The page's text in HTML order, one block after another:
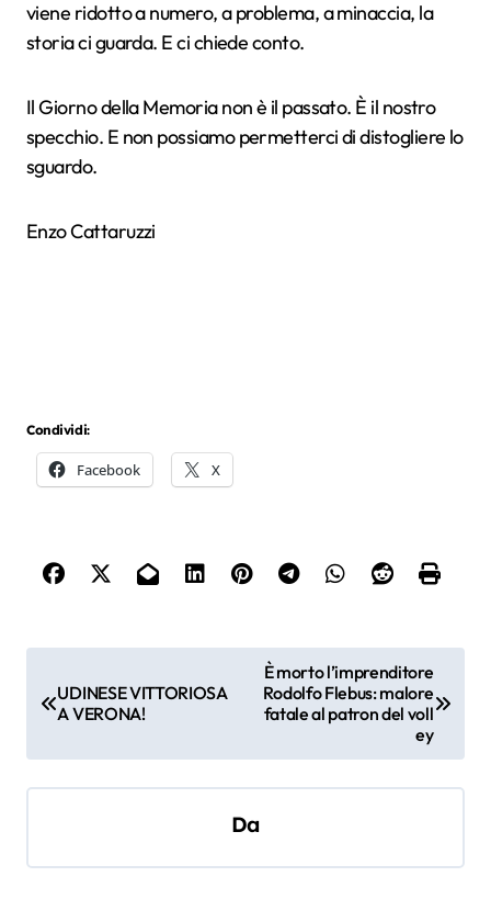
viene ridotto a numero, a problema, a minaccia, la
storia ci guarda. E ci chiede conto.
Il Giorno della Memoria non è il passato. È il nostro
specchio. E non possiamo permetterci di distogliere lo
sguardo.
Enzo Cattaruzzi
Condividi:
Facebook X
a
UDINESE VITTORIOSA
A VERONA!
È morto l’imprenditore
Rodolfo Flebus: malore
fatale al patron del voll
ey
Da